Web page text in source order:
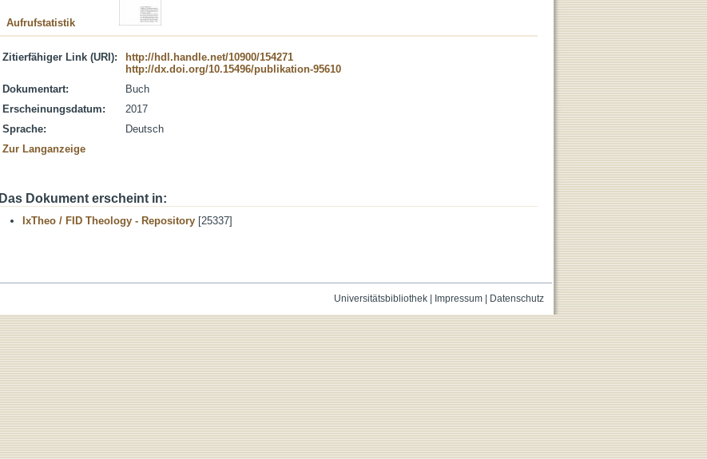
Aufrufstatistik
Zitierfähiger Link (URI):
http://hdl.handle.net/10900/154271
http://dx.doi.org/10.15496/publikation-95610
Dokumentart:
Buch
Erscheinungsdatum:
2017
Sprache:
Deutsch
Zur Langanzeige
Das Dokument erscheint in:
IxTheo / FID Theology - Repository [25337]
Universitätsbibliothek| Impressum| Datenschutz